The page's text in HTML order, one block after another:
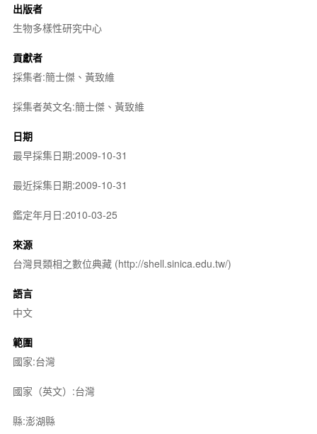
出版者
生物多樣性研究中心
貢獻者
採集者:簡士傑、黃致維
採集者英文名:簡士傑、黃致維
日期
最早採集日期:2009-10-31
最近採集日期:2009-10-31
鑑定年月日:2010-03-25
來源
台灣貝類相之數位典藏 (http://shell.sinica.edu.tw/)
語言
中文
範圍
國家:台灣
國家（英文）:台灣
縣:澎湖縣